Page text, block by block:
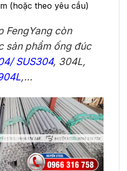
(hoặc theo yêu cầu)
FengYang còn
sản phẩm ống đúc
SUS304, 304L,
,…